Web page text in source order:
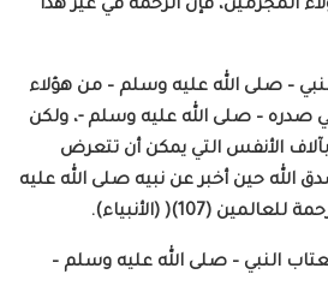
المجرمين، فإن الرحمة في غير هذا
– صلى الله عليه وسلم – من هؤلاء
صدره – صلى الله عليه وسلم -، ولكن
الأنفس التي يمكن أن تتعرض
الله حين أخبر عن نبيه صلى الله عليه
(107)( (الأنبياء).
لعتاب النبي – صلى الله عليه وسلم –